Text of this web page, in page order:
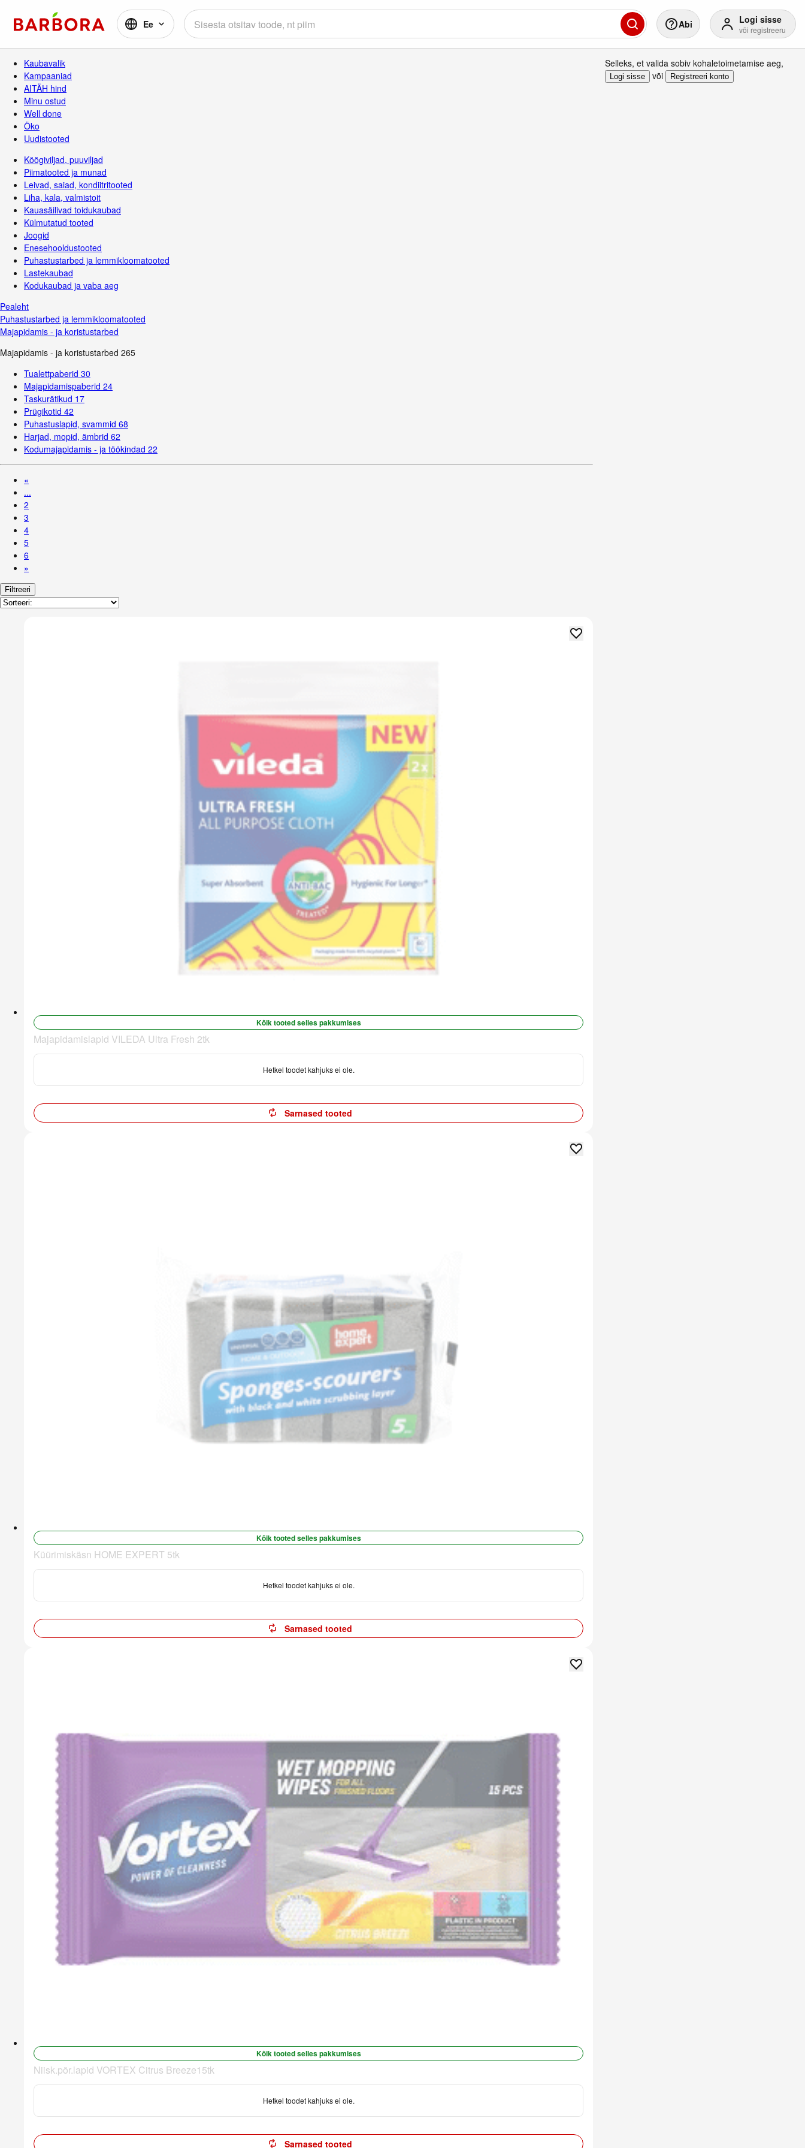
Ee Abi Logi sisse
või registreeru
Kaubavalik
Kampaaniad
AITÄH hind
Minu ostud
Well done
Öko
Uudistooted
Köögiviljad, puuviljad
Piimatooted ja munad
Leivad, saiad, kondiitritooted
Liha, kala, valmistoit
Kauasäilivad toidukaubad
Külmutatud tooted
Joogid
Enesehooldustooted
Puhastustarbed ja lemmikloomatooted
Lastekaubad
Kodukaubad ja vaba aeg
Pealeht
Puhastustarbed ja lemmikloomatooted
Majapidamis - ja koristustarbed
Selleks, et valida sobiv kohaletoimetamise aeg,
Logi sisse või Registreeri konto
Majapidamis - ja koristustarbed 265
Tualettpaberid 30
Majapidamispaberid 24
Taskurätikud 17
Prügikotid 42
Puhastuslapid, svammid 68
Harjad, mopid, ämbrid 62
Kodumajapidamis - ja töökindad 22
«
...
2
3
4
5
6
»
Filtreeri
Kõik tooted selles pakkumises
Majapidamislapid VILEDA Ultra Fresh 2tk
Hetkel toodet kahjuks ei ole.
Sarnased tooted
Kõik tooted selles pakkumises
Küürimiskäsn HOME EXPERT 5tk
Hetkel toodet kahjuks ei ole.
Sarnased tooted
Kõik tooted selles pakkumises
Niisk.põr.lapid VORTEX Citrus Breeze15tk
Hetkel toodet kahjuks ei ole.
Sarnased tooted